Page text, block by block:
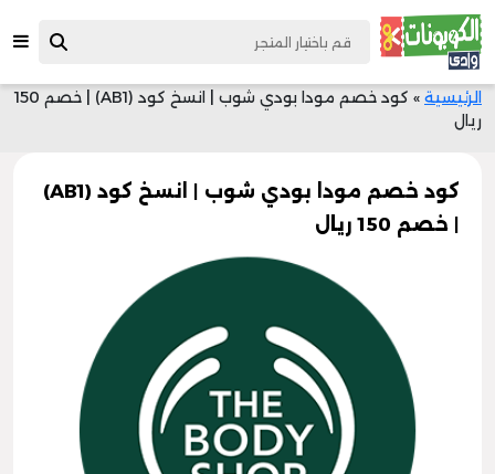
الرئيسية »
كود خصم مودا بودي شوب | انسخ كود (AB1) | خصم 150
ريال
كود خصم مودا بودي شوب | انسخ كود (AB1)
| خصم 150 ريال